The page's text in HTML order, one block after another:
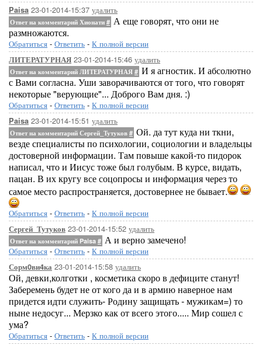
Paisa 23-01-2014-15:37 удалить
Ответ на комментарий Хионати # А еще говорят, что они не
размножаются.
Обратиться - Ответить - К полной версии
ЛИТЕРАТУРНАЯ 23-01-2014-15:46 удалить
Ответ на комментарий ЛИТЕРАТУРНАЯ # И я агностик. И абсолютно
с Вами согласна. Уши заворачиваются от того, что говорят
некоторые "верующие"... Доброго Вам дня. :)
Обратиться - Ответить - К полной версии
Paisa 23-01-2014-15:51 удалить
Ответ на комментарий Сергей_Тутуков # Ой. да тут куда ни ткни,
везде специалисты по психологии, социологии и владельцы
достоверной информации. Там повыше какой-то пидорок
написал, что и Иисус тоже был голубым. В курсе, видать,
пацан. В их кругу все соцопросы и информация через то
самое место распространяется, достовернее не бывает.
Обратиться - Ответить - К полной версии
Сергей_Тутуков 23-01-2014-15:52 удалить
Ответ на комментарий Paisa # А и верно замечено!
Обратиться - Ответить - К полной версии
Сорм0ви4ка 23-01-2014-15:58 удалить
Ой, девки,колготки , косметика скоро в дефиците станут!
Заберемень будет не от кого да и в армию наверное нам
придется идти служить- Родину защищать - мужикам=) то
ныне недосуг... Мерзко как от всего этого..... Мир сошел с
ума?
Обратиться - Ответить - К полной версии